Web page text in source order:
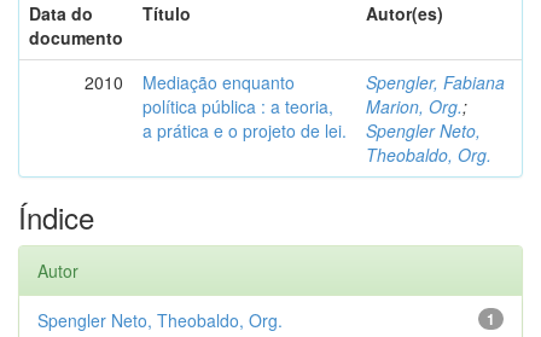
Data do
documento
Título Autor(es)
2010
Mediação enquanto
política pública : a teoria,
a prática e o projeto de lei.
Spengler, Fabiana
Marion, Org.;
Spengler Neto,
Theobaldo, Org.
Índice
Autor
1
Spengler Neto, Theobaldo, Org.